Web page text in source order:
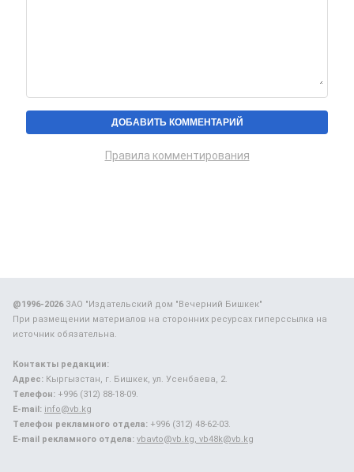
Правила комментирования
@1996-2026ЗАО "Издательский дом "Вечерний Бишкек"
При размещении материалов на сторонних ресурсах гиперссылка на
источник обязательна.
Контакты редакции:
Адрес: Кыргызстан, г. Бишкек, ул. Усенбаева, 2.
Телефон: +996 (312) 88-18-09.
E-mail: info@vb.kg
Телефон рекламного отдела: +996 (312) 48-62-03.
E-mail рекламного отдела: vbavto@vb.kg, vb48k@vb.kg